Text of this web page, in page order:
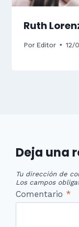
Ruth
Por Editor 12/
Deja una
Tu dirección de
Los campos
Comentario *